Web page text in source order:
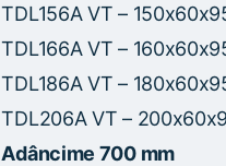
TDL156A VT –
TDL166A VT –
TDL186A VT –
TDL206A VT –
Adâncime 700 mm